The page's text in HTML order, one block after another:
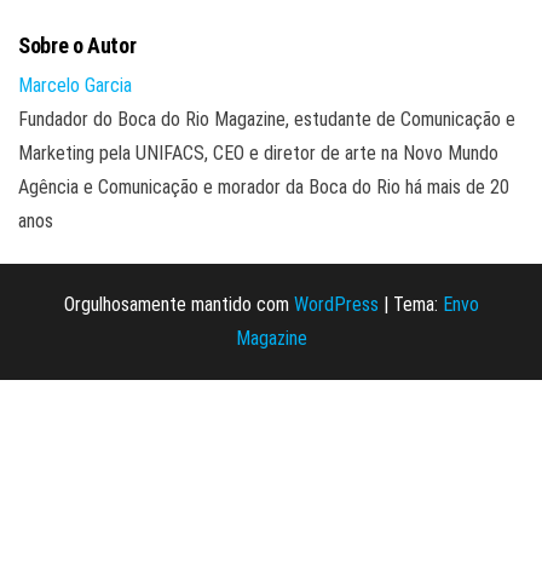
Sobre o Autor
Marcelo Garcia
Fundador do Boca do Rio Magazine, estudante de Comunicação e
Marketing pela UNIFACS, CEO e diretor de arte na Novo Mundo
Agência e Comunicação e morador da Boca do Rio há mais de 20
anos
Orgulhosamente mantido com WordPress | Tema: Envo
Magazine